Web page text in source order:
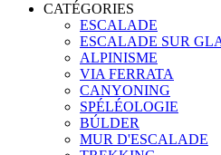
CATÉGORIES
ESCALADE
ESCALADE SUR
ALPINISME
VIA FERRATA
CANYONING
SPÉLÉOLOGIE
BÚLDER
MUR D'ESCALADE